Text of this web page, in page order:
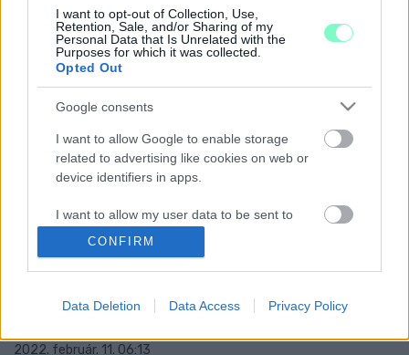
I want to opt-out of Collection, Use,
Retention, Sale, and/or Sharing of my
Personal Data that Is Unrelated with the
Purposes for which it was collected.
Opted Out
Google consents
I want to allow Google to enable storage
related to advertising like cookies on web or
device identifiers in apps.
I want to allow my user data to be sent to
Google for online advertising purposes.
I want to allow Google to send me
related to analytics like cookies on web or
CONFIRM
Data Deletion Data Access Privacy Policy
Csak a étterem üzemel tovább.
SEMMI SEM HATJA MEG A KORMÁNYT,
MINDENKIN ÁTGÁZOLVA FOLYTATÓDIK A
FERTŐ TÓ TERMÉSZETES PARTJÁNAK
ELPUSZTÍTÁSA
2022. június. 10. 06:35
Szinte mindenki tiltakozik a készülő gigahotel ellen, de mindez
nem fontos, egyszerűen kell a NER-nek a tó magyar oldala.
PERT INDÍTOTTAK A SZOMBATHELYI
SZEMBEN
2022. május. 07. 07:33
Az épület korábbi gazdája követeli vissza az ingatlant.
MULATOZÓ LAGZISOK NEM LESZNEK AZ
2022. február. 11. 06:13